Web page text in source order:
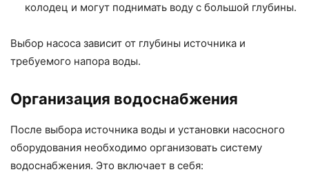
колодец и могут поднимать воду с большой глубины.
Выбор насоса зависит от глубины источника и
требуемого напора воды.
Организация водоснабжения
После выбора источника воды и установки насосного
оборудования необходимо организовать систему
водоснабжения. Это включает в себя: